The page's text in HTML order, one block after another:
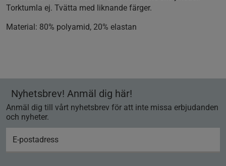
Torktumla ej. Tvätta med liknande färger.
Material: 80% polyamid, 20% elastan
Nyhetsbrev! Anmäl dig här!
Anmäl dig till vårt nyhetsbrev för att inte missa erbjudanden
och nyheter.